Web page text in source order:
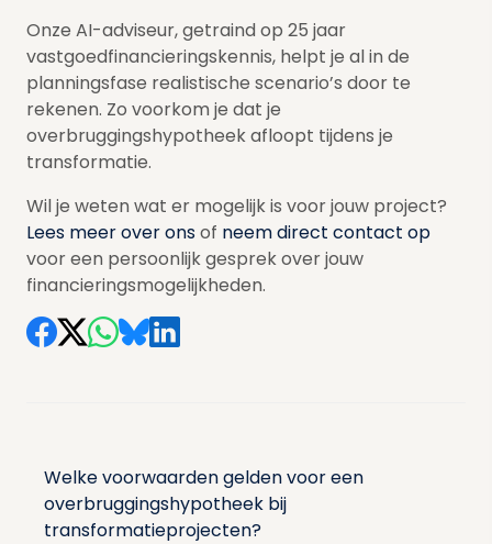
Onze AI-adviseur, getraind op 25 jaar
vastgoedfinancieringskennis, helpt je al in de
planningsfase realistische scenario’s door te
rekenen. Zo voorkom je dat je
overbruggingshypotheek afloopt tijdens je
transformatie.
Wil je weten wat er mogelijk is voor jouw project?
Lees meer over onsof neem direct contact op
voor een persoonlijk gesprek over jouw
financieringsmogelijkheden.
Welke voorwaarden gelden voor een
overbruggingshypotheek bij
transformatieprojecten?